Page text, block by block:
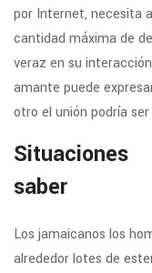
por Internet, necesita
cantidad máxima de
veraz en su
amante puede
otro el unión podría
Situaciones
saber
Los jamaicanos los
alrededor lotes de